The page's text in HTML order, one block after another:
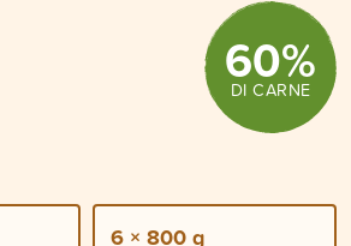
60%
DI CARNE
6 × 800 g